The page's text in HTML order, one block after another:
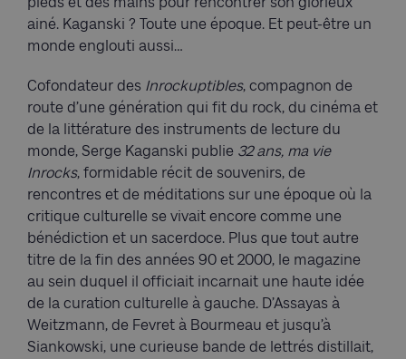
ainé. Kaganski ? Toute une époque. Et peut-être un
monde englouti aussi…
Cofondateur des Inrockuptibles, compagnon de
route d’une génération qui fit du rock, du cinéma et
de la littérature des instruments de lecture du
monde, Serge Kaganski publie 32 ans, ma vie
Inrocks, formidable récit de souvenirs, de
rencontres et de méditations sur une époque où la
critique culturelle se vivait encore comme une
bénédiction et un sacerdoce. Plus que tout autre
titre de la fin des années 90 et 2000, le magazine
au sein duquel il officiait incarnait une haute idée
de la curation culturelle à gauche. D’Assayas à
Weitzmann, de Fevret à Bourmeau et jusqu’à
Siankowski, une curieuse bande de lettrés distillait,